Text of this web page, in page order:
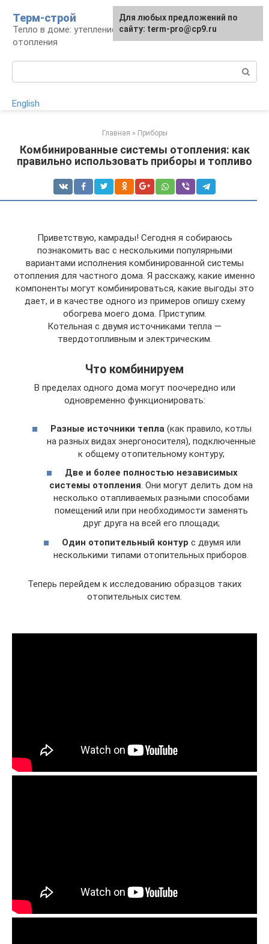
контенту
Терм-строй
Тепло в доме: утепление и устройство
отопления
English
Главная » Приборы
Комбинированные системы отопления: как
правильно использовать приборы и топливо
Приветствую, камрады! Сегодня я собираюсь
познакомить вас с несколькими популярными
вариантами исполнения комбинированной системы
отопления для частного дома. Я расскажу, какие именно
компоненты могут комбинироваться, какие выгоды это
дает, и в качестве одного из примеров опишу схему
обогрева моего дома. Приступим.
Котельная с двумя источниками тепла —
твердотопливным и электрическим.
Что комбинируем
В пределах одного дома могут поочередно или
одновременно функционировать:
Разные источники тепла (как правило, котлы
на разных видах энергоносителя), подключенные
к общему отопительному контуру;
Две и более полностью независимых
системы отопления. Они могут делить дом на
несколько отапливаемых разными способами
помещений или при необходимости заменять
друг друга на всей его площади;
Один отопительный контур с двумя или
несколькими типами отопительных приборов.
Теперь перейдем к исследованию образцов таких
отопительных систем.
Для любых предложений по
сайту: term-pro@cp9.ru